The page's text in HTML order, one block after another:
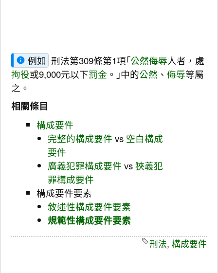
例如 刑法第309條第1項｢公然侮辱人者，處
拘役或9,000元以下罰金 。｣中的公然 、侮辱等屬
之。
相關條目
構成要件
完整的構成要件 vs 空白構成
要件
廣義犯罪構成要件 vs狹義犯
罪構成要件
構成要件要素
敘述性構成要件要素
規範性構成要件要素
刑法, 構成要件